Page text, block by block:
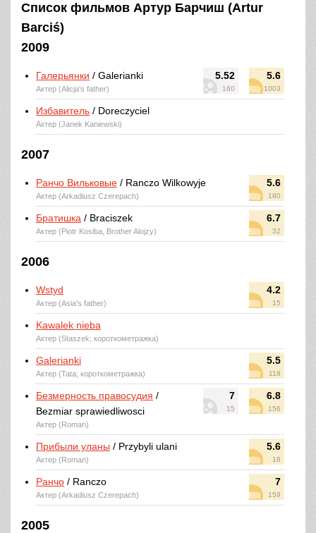
Список фильмов Артур Барчиш (Artur
Barciś)
2009
5.52
160
5.6
1003
Галерьянки / Galerianki
Актер (Alicja's father)
Избавитель / Doreczyciel
Актер (Janek Kaniewski)
2007
5.6
180
Ранчо Вильковые / Ranczo Wilkowyje
Актер (Arkadiusz Czerepach)
6.7
32
Братишка / Braciszek
Актер (Piotr Kosiba, Brother Alojzy)
2006
4.2
15
Wstyd
Актер (Asia's father)
Kawalek nieba
Актер (Staszek; короткометражка)
5.5
118
Galerianki
Актер (Tata; короткометражка)
7
15
6.8
156
Безмерность правосудия /
Bezmiar sprawiedliwosci
Актер (Roman)
5.6
18
Прибыли уланы / Przybyli ulani
Актер (Roman)
7
159
Ранчо / Ranczo
Актер (Arkadiusz Czerepach)
2005